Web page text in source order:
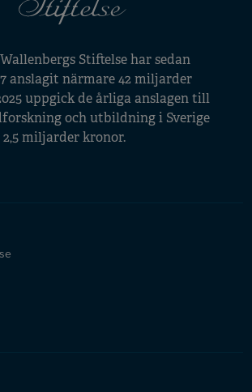
Stiftelse har sedan
anslagit närmare 42 miljarder
uppgick de årliga anslagen till
och utbildning i Sverige
miljarder kronor.